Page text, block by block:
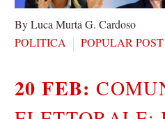
By Luca Murta G. Cardoso
POLITICA
POPULAR POST
20 FEB: